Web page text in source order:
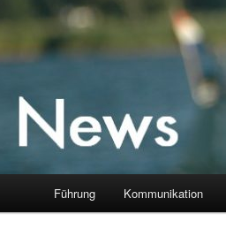
Führung Kommunikation